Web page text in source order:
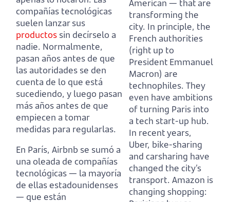
compañías tecnológicas
suelen lanzar sus
productos sin decírselo a
nadie. Normalmente,
pasan años antes de que
las autoridades se den
cuenta de lo que está
sucediendo, y luego pasan
más años antes de que
empiecen a tomar
medidas para regularlas.
En París, Airbnb se sumó a
una oleada de compañías
tecnológicas — la mayoría
de ellas estadounidenses
— que están
American — that are
transforming the
city. In principle, the
French authorities
(right up to
President Emmanuel
Macron) are
technophiles. They
even have ambitions
of turning Paris into
a tech start-up hub.
In recent years,
Uber, bike-sharing
and carsharing have
changed the city’s
transport. Amazon is
changing shopping: